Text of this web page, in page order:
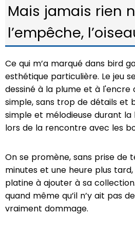
Mais jamais rien
l’empêche,
Ce qui m’a marqué dans bird
esthétique particulière. Le jeu
dessiné à la plume et à l'encre
simple, sans trop de détails et
simple et mélodieuse durant la
lors de la rencontre avec les
On se promène, sans prise de
minutes et une heure plus
platine à ajouter à sa
quand même qu’il n’y ait pas
vraiment dommage.